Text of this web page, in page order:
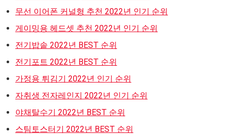
무선 이어폰 커널형 추천 2022년 인기 순위
게이밍용 헤드셋 추천 2022년 인기 순위
전기밥솥 2022년 BEST 순위
전기포트 2022년 BEST 순위
가정용 튀김기 2022년 인기 순위
자취생 전자레인지 2022년 인기 순위
야채탈수기 2022년 BEST 순위
스팀토스터기 2022년 BEST 순위